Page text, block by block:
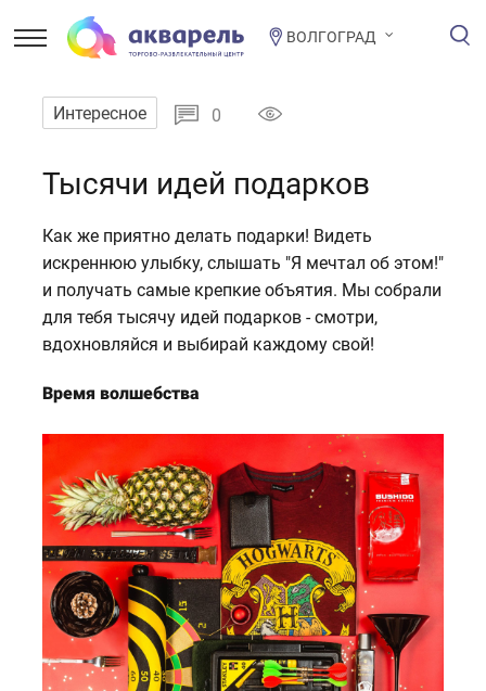
ВОЛГОГРАД
Интересное 0
Тысячи идей подарков
Как же приятно делать подарки! Видеть
искреннюю улыбку, слышать "Я мечтал об этом!"
и получать самые крепкие объятия. Мы собрали
для тебя тысячу идей подарков - смотри,
вдохновляйся и выбирай каждому свой!
Время волшебства